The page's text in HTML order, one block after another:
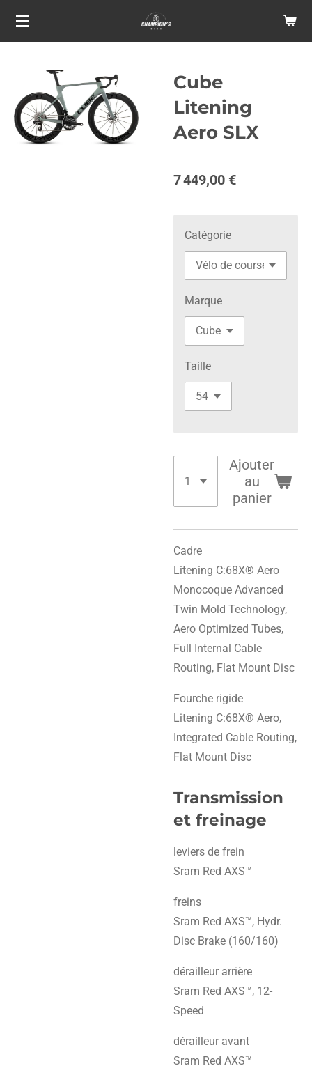
Passer
principal
Cube
Litening
Aero SLX
7 449,00 €
Catégorie
Marque
Taille
Ajouter
au
panier
Cadre
Litening C:68X® Aero
Monocoque Advanced
Twin Mold Technology,
Aero Optimized Tubes,
Full Internal Cable
Routing, Flat Mount Disc
Fourche rigide
Litening C:68X® Aero,
Integrated Cable Routing,
Flat Mount Disc
Transmission
et freinage
leviers de frein
Sram Red AXS™
freins
Sram Red AXS™, Hydr.
Disc Brake (160/160)
dérailleur arrière
Sram Red AXS™, 12-
Speed
dérailleur avant
Sram Red AXS™